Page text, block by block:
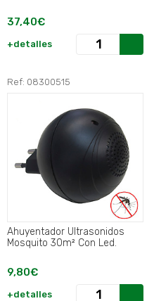
37,40€
+detalles
Ref: 08300515
Ahuyentador Ultrasonidos
Mosquito 30m² Con Led.
9,80€
+detalles